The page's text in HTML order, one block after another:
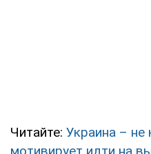
Читайте: Украина – не
мотивирует идти на